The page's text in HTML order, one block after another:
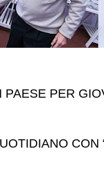
PAESE PER
CON